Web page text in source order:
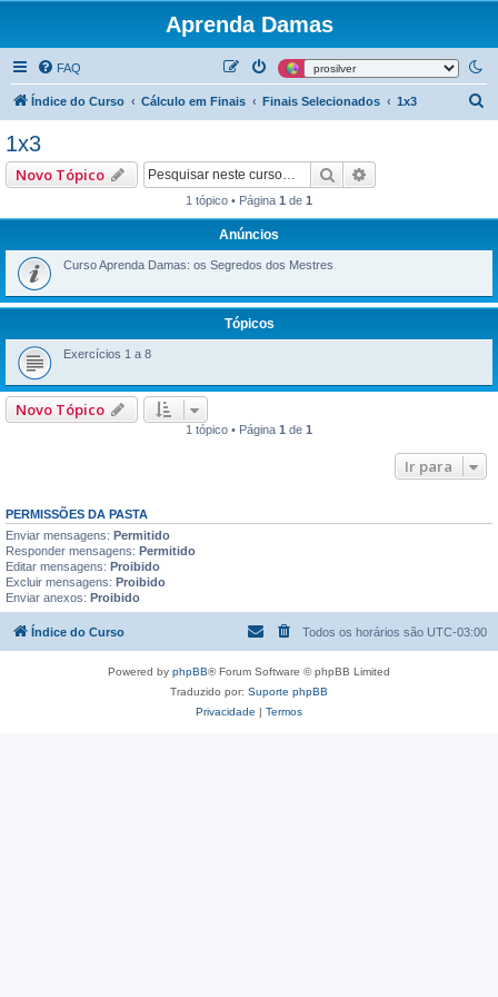
Aprenda Damas
FAQ
Índice do Curso Cálculo em Finais Finais Selecionados 1x3
r
1x3
Novo Tópico Pesquisar
1 tópico • Página 1 de 1
Anúncios
Curso Aprenda Damas: os Segredos dos Mestres
Tópicos
Exercícios 1 a 8
Novo Tópico
1 tópico • Página 1 de 1
Ir para
PERMISSÕES DA PASTA
Enviar mensagens: Permitido
Responder mensagens: Permitido
Editar mensagens: Proibido
Excluir mensagens: Proibido
Enviar anexos: Proibido
Índice do Curso Todos os horários são UTC-03:00
Powered by phpBB® Forum Software © phpBB Limited
Traduzido por: Suporte phpBB
Privacidade | Termos